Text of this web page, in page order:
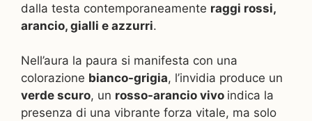
dalla testa contemporaneamente raggi rossi,
arancio, gialli e azzurri.
Nell’aura la paura si manifesta con una
colorazione bianco-grigia, l’invidia produce un
verde scuro, un rosso-arancio vivo indica la
presenza di una vibrante forza vitale, ma solo